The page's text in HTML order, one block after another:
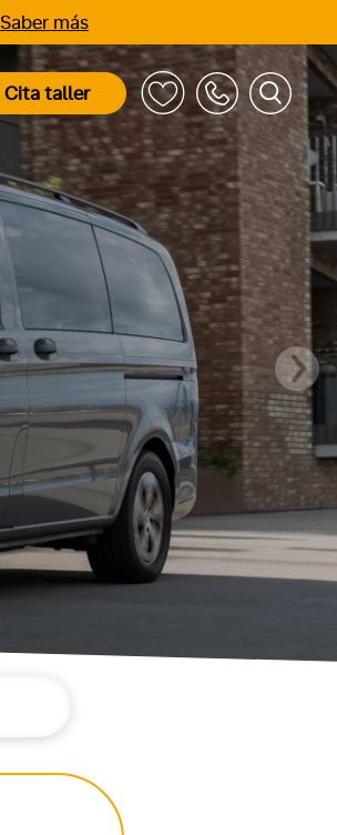
Saber más
Cita taller